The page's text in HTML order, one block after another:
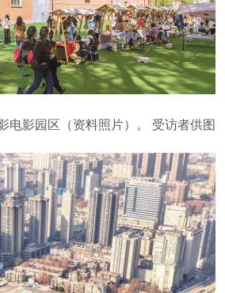
电影园区（资料照片）。 受访者供图